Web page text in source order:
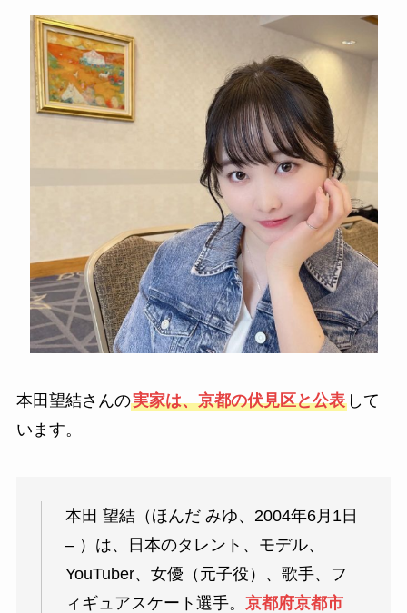
本田望結さんの実家は、京都の伏見区と公表して
います。
本田 望結（ほんだ みゆ、2004年6月1日
– ）は、日本のタレント、モデル、
YouTuber、女優（元子役）、歌手、フ
ィギュアスケート選手。 京都府京都市